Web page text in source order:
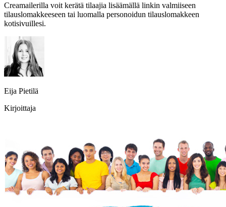
Creamailerilla voit kerätä tilaajia lisäämällä linkin valmiiseen
tilauslomakkeeseen tai luomalla personoidun tilauslomakkeen
kotisivuillesi.
Eija Pietilä
Kirjoittaja